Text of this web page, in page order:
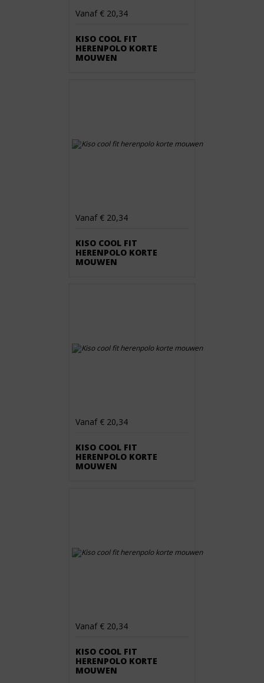
Vanaf € 20,34
KISO COOL FIT
HERENPOLO KORTE
MOUWEN
Vanaf € 20,34
KISO COOL FIT
HERENPOLO KORTE
MOUWEN
Vanaf € 20,34
KISO COOL FIT
HERENPOLO KORTE
MOUWEN
Vanaf € 20,34
KISO COOL FIT
HERENPOLO KORTE
MOUWEN